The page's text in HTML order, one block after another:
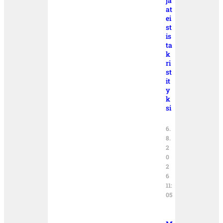
at
ei
st
is
ta
k
ri
st
it
y
k
si
6.
8.
2
0
2
6
11:
05